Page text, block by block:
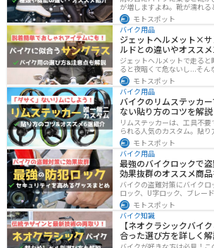
が増しますよね。靴が濡れ
操作性にも影響が出るので
ーツカバーを使うことで靴
きます。防風効果もあるので
モトスポット
バイク用品
ジェットヘルメット×
ルドとの違いやオスス
ジェットヘルメットで走る
ると夜暗くて危ないし...そ
グラスです！サングラスな
時だけ使えます。バイクを
しても使えるおしゃれアイテ
モトスポット
バイク用品
バイクのリムステッカ
ない貼り方のコツを解説
リムステッカーは、工具不
られる人気のカスタム。貼
い」仕上がりになることも
方、きれいに貼るコツから
介。初心者でも安心して足
プできます。
モトスポット
バイク用品
最強のバイクロックで
効果抜群のオススメ商
バイクの盗難対策にバイク
ロック、U字ロック、ブレー
あるので自分の用途に合っ
ょう。この記事ではバイク
れ最強の商品を紹介します。
モトスポット
バイク知識
【ネオクラシックバイ
合った選び方を詳しく解